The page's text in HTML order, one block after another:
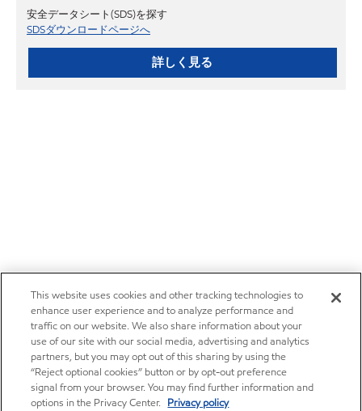
安全データシート(SDS)を探す
SDSダウンロードページへ
詳しく見る
This website uses cookies and other tracking technologies to
enhance user experience and to analyze performance and
traffic on our website. We also share information about your
use of our site with our social media, advertising and analytics
partners, but you may opt out of this sharing by using the
“Reject optional cookies” button or by opt-out preference
signal from your browser. You may find further information and
options in the Privacy Center. Privacy policy